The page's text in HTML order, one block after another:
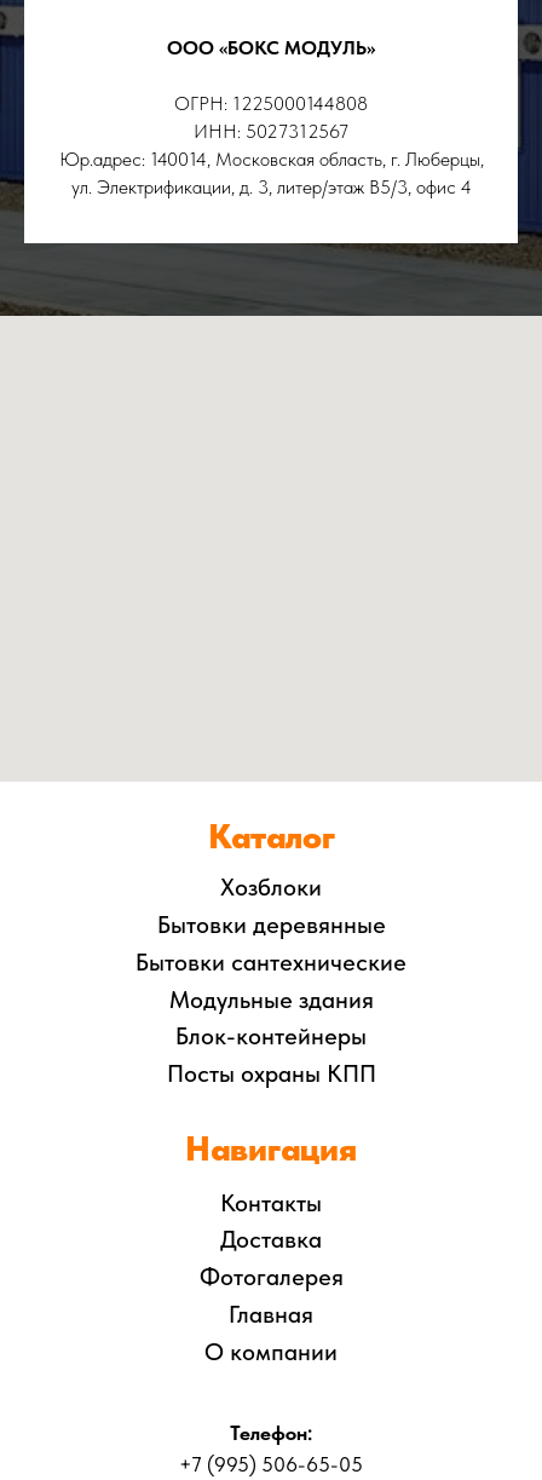
ООО «БОКС МОДУЛЬ»
ОГРН: 1225000144808
ИНН: 5027312567
Юр.адрес: 140014, Московская область, г. Люберцы,
ул. Электрификации, д. 3, литер/этаж В5/3, офис 4